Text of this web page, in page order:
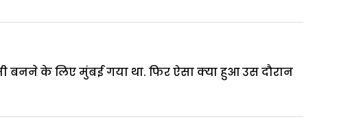
बनने के लिए मुंबई गया था. फिर ऐसा क्या हुआ उस दौरान